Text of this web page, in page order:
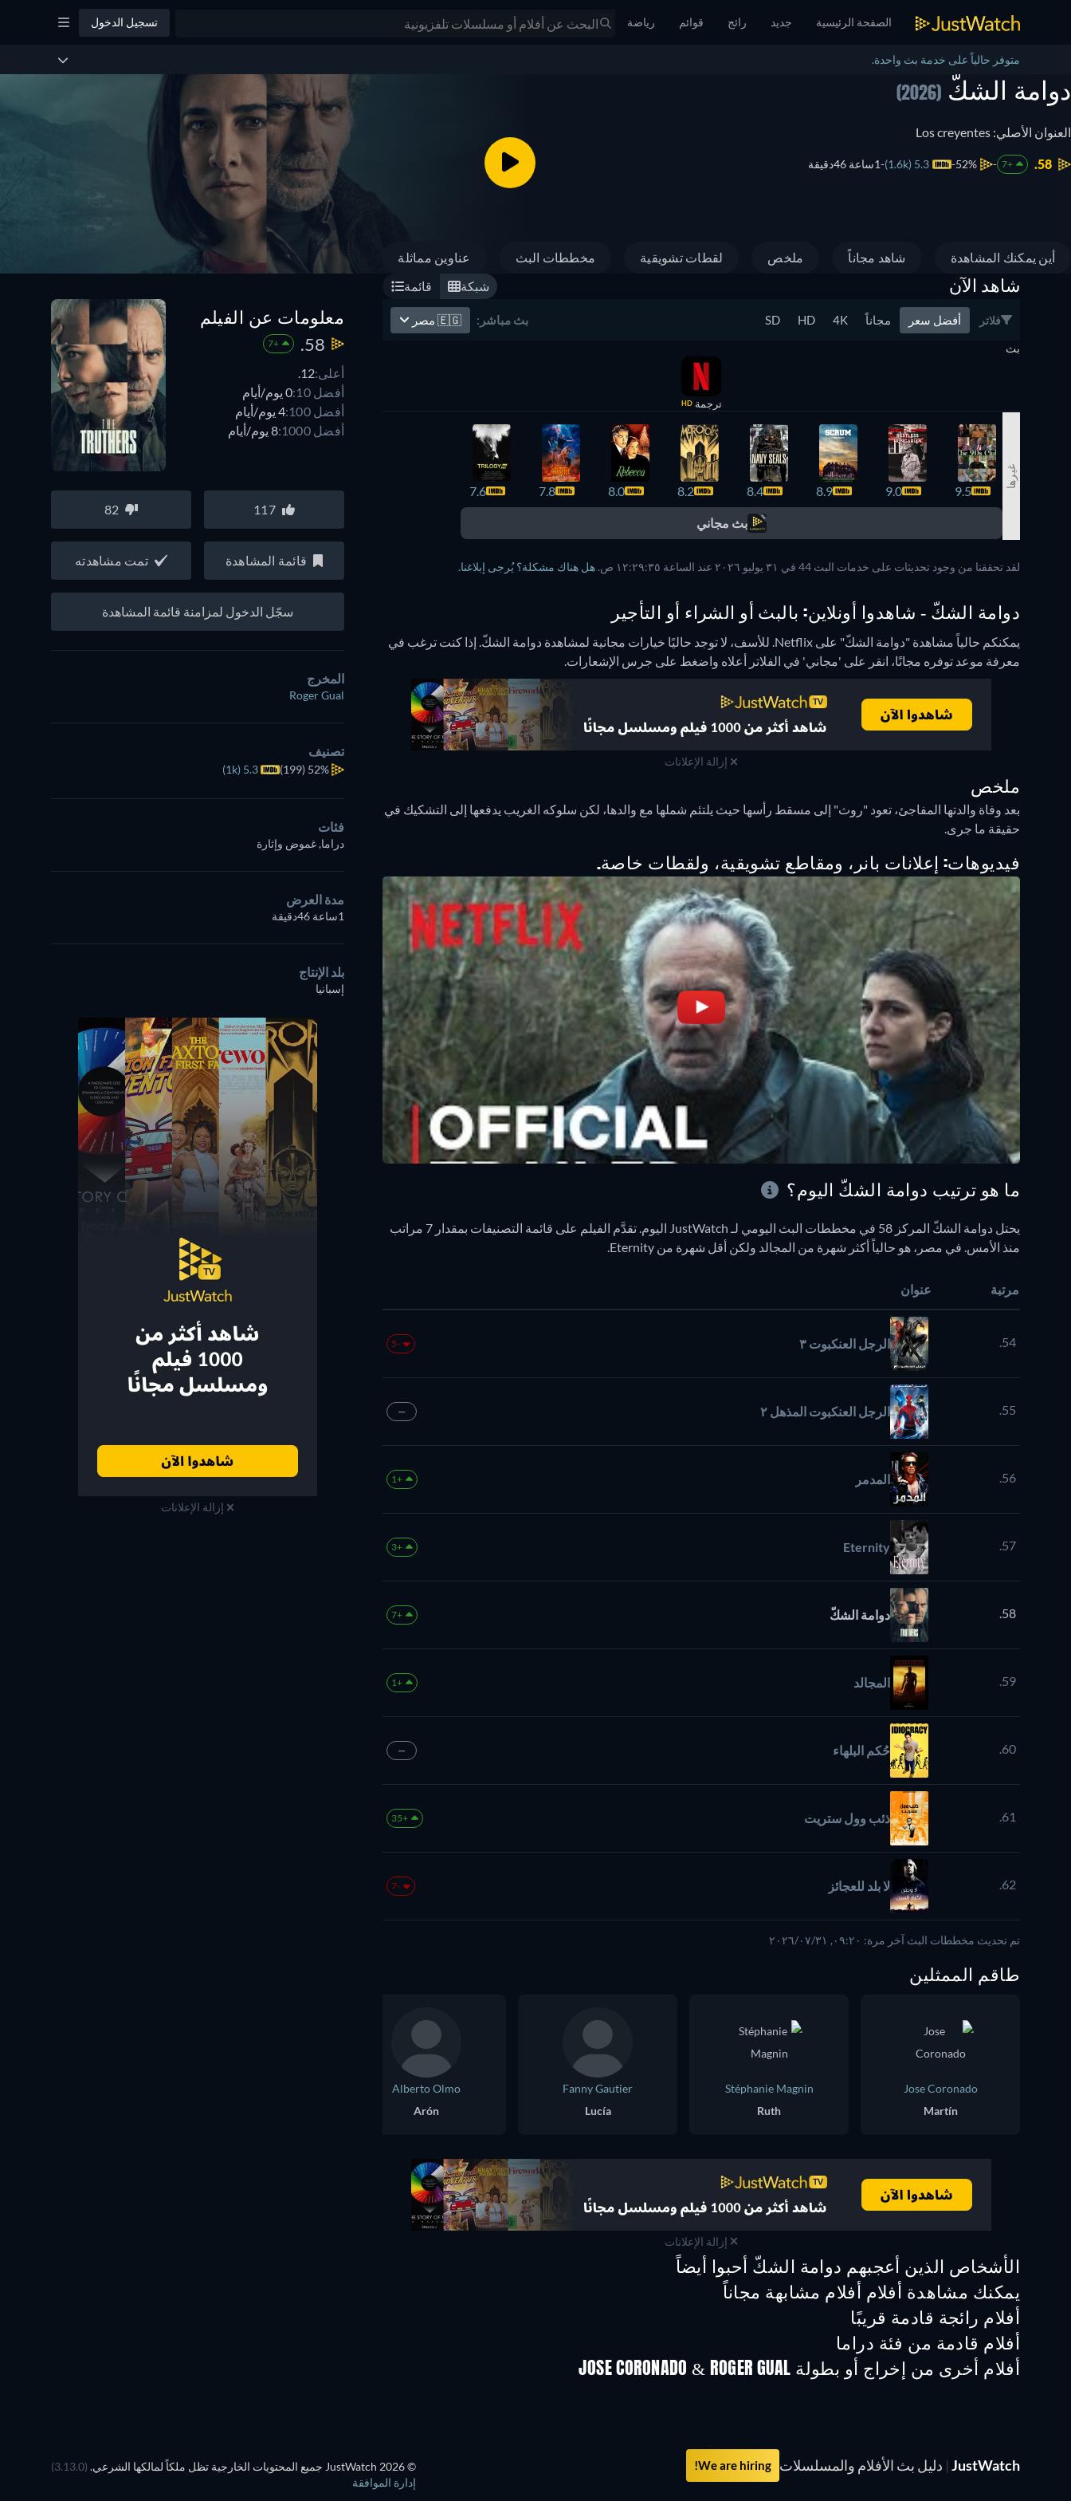
الصفحة الرئيسية جديد رائج قوائم رياضة تسجيل الدخول
متوفر حالياً على خدمة بث واحدة.
دوامة الشكّ (2026)
العنوان الأصلي: Los creyentes
58.
+7
52%
5.3 (1.6k) 1ساعة 46دقيقة
أين يمكنك المشاهدة شاهد مجاناً ملخص لقطات تشويقية مخططات البث عناوين مماثلة
شاهد الآن قائمة شبكة
فلاتر أفضل سعر مجاناً 4K
HD
SD بث مباشر: 🇪🇬 مصر
بث
ترجمة HD
غيرها
9.5
9.0
8.9
8.4
8.2
8.0
7.8
7.6
بث مجاني
لقد تحققنا من وجود تحديثات على خدمات البث 44 في ٣١ يوليو ٢٠٢٦ عند الساعة ١٢:٢٩:٣٥ ص. هل هناك مشكلة؟ يُرجى إبلاغنا.
دوامة الشكّ - شاهدوا أونلاين: بالبث أو الشراء أو التأجير
يمكنكم حالياً مشاهدة "دوامة الشكّ" على Netflix.
للأسف، لا توجد حاليًا خيارات مجانية لمشاهدة دوامة الشكّ. إذا كنت ترغب في
معرفة موعد توفره مجانًا، انقر على 'مجاني' في الفلاتر أعلاه واضغط على جرس الإشعارات.
إزالة الإعلانات
ملخص
بعد وفاة والدتها المفاجئ، تعود "روث" إلى مسقط رأسها حيث يلتئم شملها مع والدها، لكن سلوكه الغريب يدفعها إلى التشكيك في
حقيقة ما جرى.
فيديوهات: إعلانات بانر، ومقاطع تشويقية، ولقطات خاصة.
معلومات عن الفيلم
58.
+7
أعلى:12.
أفضل 10:
0 يوم/أيام
أفضل 100:
4 يوم/أيام
أفضل 1000:
8 يوم/أيام
117
82
قائمة المشاهدة تمت مشاهدته
سجّل الدخول لمزامنة قائمة المشاهدة
المخرج
Roger Gual
تصنيف
52%
(199)
5.3 (1k)
فئات
دراما, غموض وإثارة
مدة العرض
1ساعة 46دقيقة
بلد الإنتاج
إسبانيا
إزالة الإعلانات
ما هو ترتيب دوامة الشكّ اليوم؟
يحتل دوامة الشكّ المركز 58 في مخططات البث اليومي لـ JustWatch اليوم. تقدَّم الفيلم على قائمة التصنيفات بمقدار 7 مراتب
منذ الأمس. في مصر، هو حالياً أكثر شهرة من المجالد ولكن أقل شهرة من Eternity.
مرتبة عنوان
54. الرجل العنكبوت ٣ -5
55. الرجل العنكبوت المذهل ٢ —
56. المدمر +1
57.
Eternity
+3
58. دوامة الشكّ +7
59. المجالد +1
60. حُكم البلهاء —
61. ذئب وول ستريت +35
62. لا بلد للعجائز -7
تم تحديث مخططات البث آخر مرة: ٠٩:٢٠, ٣١‏/٠٧‏/٢٠٢٦
طاقم الممثلين
Jose Coronado
Martín
Stéphanie Magnin
Ruth
Fanny Gautier
Lucía
Alberto Olmo
Arón
إزالة الإعلانات
الأشخاص الذين أعجبهم دوامة الشكّ أحبوا أيضاً
يمكنك مشاهدة أفلام أفلام مشابهة مجاناً
أفلام رائجة قادمة قريبًا
أفلام قادمة من فئة دراما
أفلام أخرى من إخراج أو بطولة JOSE CORONADO & ROGER GUAL
JustWatch
| دليل بث الأفلام والمسلسلات We are hiring! © 2026 JustWatch جميع المحتويات الخارجية تظل ملكاً لمالكها الشرعي.
(3.13.0)
إدارة الموافقة